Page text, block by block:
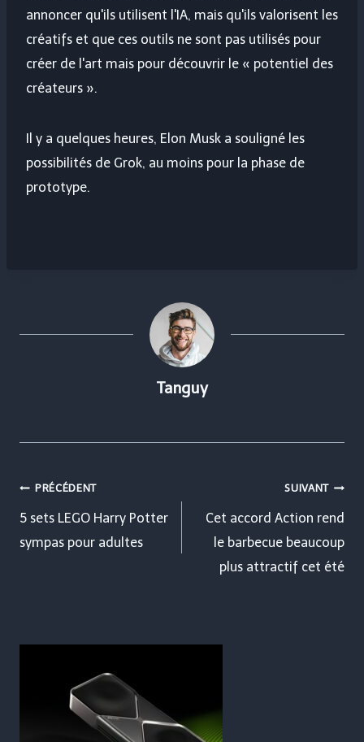
annoncer qu'ils utilisent l'IA, mais qu'ils valorisent les
créatifs et que ces outils ne sont pas utilisés pour
créer de l'art mais pour découvrir le « potentiel des
créateurs ».
Il y a quelques heures, Elon Musk a souligné les
possibilités de Grok, au moins pour la phase de
prototype.
Tanguy
Navigation
de
l’article
PRÉCÉDENT
5 sets LEGO Harry Potter
sympas pour adultes
SUIVANT
Cet accord Action rend
le barbecue beaucoup
plus attractif cet été